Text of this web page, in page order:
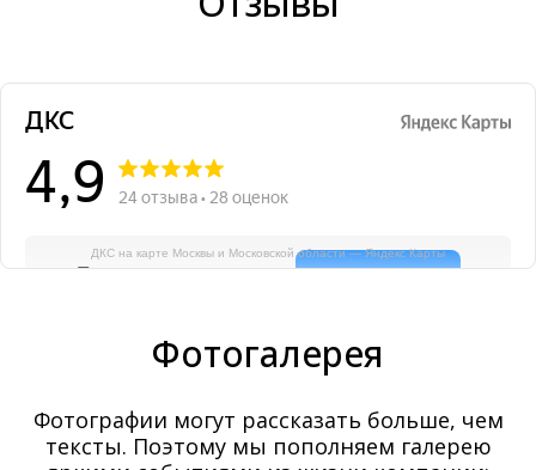
ДКС на карте Москвы и Московской области — Яндекс Карты
Фотогалерея
Фотографии могут рассказать больше, чем
тексты. Поэтому мы пополняем галерею